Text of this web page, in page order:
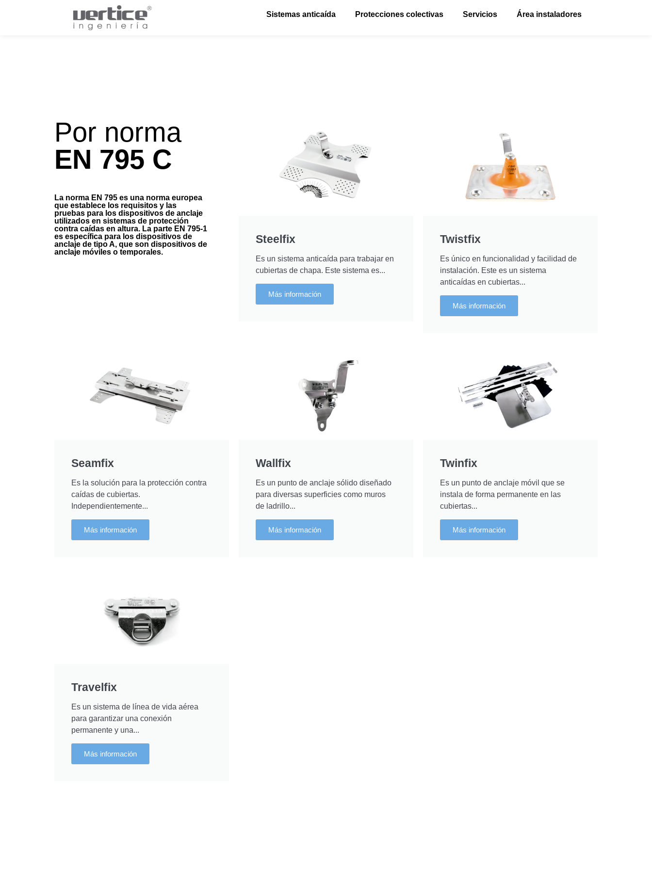
Sistemas anticaída Protecciones colectivas Servicios Área instaladores
Por norma
EN 795 C
La norma EN 795 es una norma europea
que establece los requisitos y las
pruebas para los dispositivos de anclaje
utilizados en sistemas de protección
contra caídas en altura. La parte EN 795-1
es específica para los dispositivos de
anclaje de tipo A, que son dispositivos de
anclaje móviles o temporales.
Steelfix
Es un sistema anticaída para trabajar en
cubiertas de chapa. Este sistema es...
Más información
Twistfix
Es único en funcionalidad y facilidad de
instalación. Este es un sistema
anticaídas en cubiertas...
Más información
Seamfix
Es la solución para la protección contra
caídas de cubiertas.
Independientemente...
Más información
Wallfix
Es un punto de anclaje sólido diseñado
para diversas superficies como muros
de ladrillo...
Más información
Twinfix
Es un punto de anclaje móvil que se
instala de forma permanente en las
cubiertas...
Más información
Travelfix
Es un sistema de línea de vida aérea
para garantizar una conexión
permanente y una...
Más información